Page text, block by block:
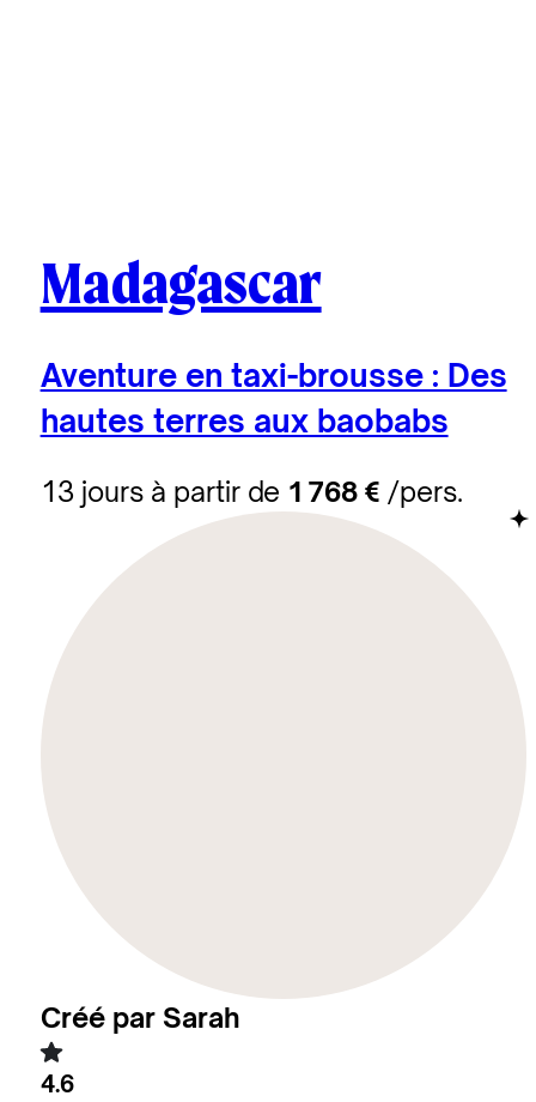
Madagascar
Aventure en taxi-brousse : Des
hautes terres aux baobabs
13 jours à partir de 1 768 € /pers.
Créé par Sarah
4.6